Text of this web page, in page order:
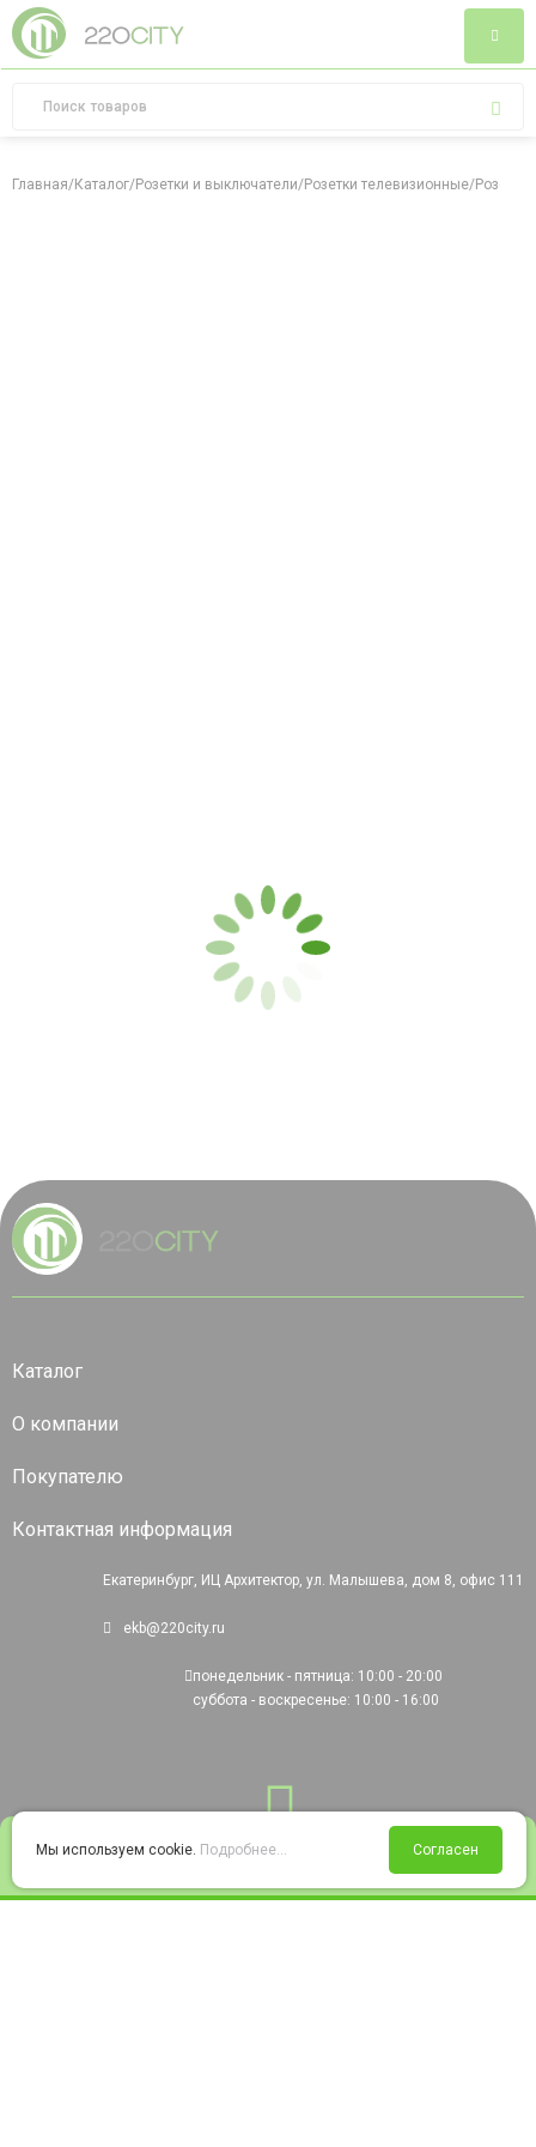
Войти Избранное Корзина
Главная/Каталог/Розетки и выключатели/Розетки телевизионные/
Каталог
О компании
Покупателю
Контактная информация
Екатеринбург, ИЦ Архитектор, ул. Малышева, дом 8, офис 111
ekb@220city.ru
понедельник - пятница: 10:00 - 20:00
суббота - воскресенье: 10:00 - 16:00
Мы используем cookie. Подробнее... Согласен